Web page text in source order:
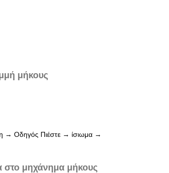
μήκους
→ Οδηγός Πιέστε → ίσιωμα →
στο μηχάνημα μήκους